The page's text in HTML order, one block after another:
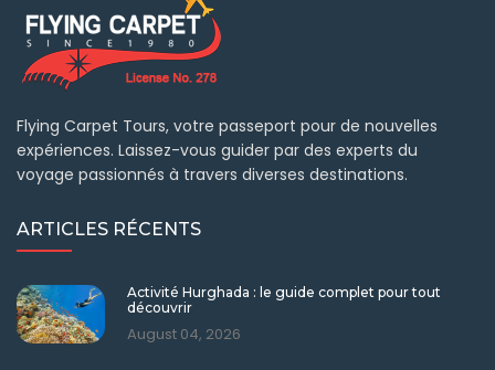
Flying Carpet Tours, votre passeport pour de nouvelles
expériences. Laissez-vous guider par des experts du
voyage passionnés à travers diverses destinations.
ARTICLES RÉCENTS
Activité Hurghada : le guide complet pour tout
découvrir
August 04, 2026